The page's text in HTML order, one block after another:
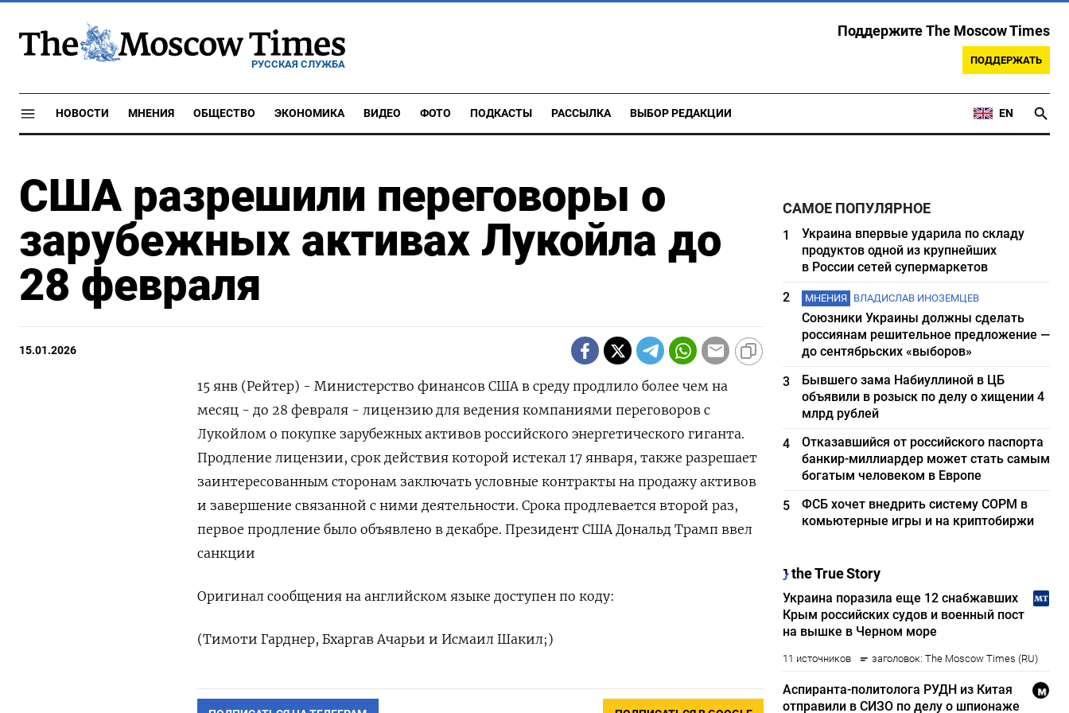
РУССКАЯ СЛУЖБА
Поддержите The Moscow Times
ПОДДЕРЖАТЬ
НОВОСТИ МНЕНИЯ ОБЩЕСТВО ЭКОНОМИКА ВИДЕО ФОТО ПОДКАСТЫ РАССЫЛКА ВЫБОР РЕДАКЦИИ EN
США разрешили переговоры о
зарубежных активах Лукойла до
28 февраля
15.01.2026
15 янв (Рейтер) - Министерство финансов США в ⁠среду продлило более чем на
месяц - до 28 февраля - ⁠лицензию ​для ведения компаниями ⁠переговоров с
Лукойлом о ⁠покупке зарубежных активов российского энергетического ‌гиганта.
Продление лицензии, ‍срок действия которой ‌истекал 17 января, также ​разрешает
заинтересованным сторонам заключать условные контракты на продажу ⁠активов
и ‍завершение связанной с ‌ними деятельности. Срока продлевается второй раз,
первое продление было объявлено в декабре. Президент США Дональд Трамп ‍ввел
‍санкции
Оригинал сообщения на английском ‍языке доступен по коду:
(Тимоти Гарднер, ⁠Бхаргав Ачарьи и Исмаил Шакил;)
САМОЕ ПОПУЛЯРНОЕ
1
Украина впервые ударила по складу
продуктов одной из крупнейших
в России сетей супермаркетов
2
МНЕНИЯ ВЛАДИСЛАВ ИНОЗЕМЦЕВ
Союзники Украины должны сделать
россиянам решительное предложение —
до сентябрьских «выборов»
3
Бывшего зама Набиуллиной в ЦБ
объявили в розыск по делу о хищении 4
млрд рублей
4
Отказавшийся от российского паспорта
банкир-миллиардер может стать самым
богатым человеком в Европе
5
ФСБ хочет внедрить систему СОРМ в
комьютерные игры и на криптобиржи